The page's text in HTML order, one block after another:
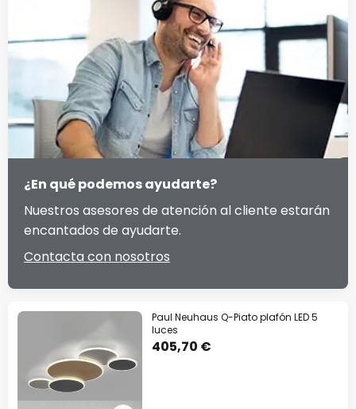
¿En qué podemos ayudarte?
Nuestros asesores de atención al cliente estarán
encantados de ayudarte.
Contacta con nosotros
Paul Neuhaus Q-Piato plafón LED 5
luces
405,70 €